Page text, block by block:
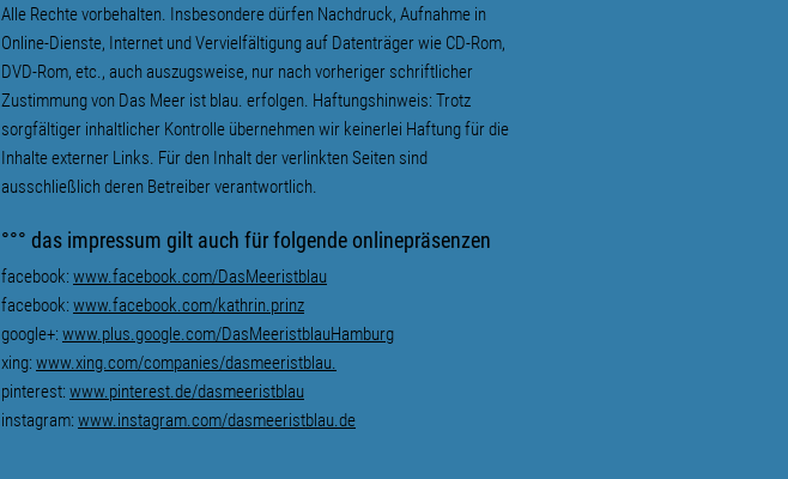
Alle Rechte vorbehalten. Insbesondere dürfen Nachdruck, Aufnahme in
Online-Dienste, Internet und Vervielfältigung auf Datenträger wie CD-Rom,
DVD-Rom, etc., auch auszugsweise, nur nach vorheriger schriftlicher
Zustimmung von Das Meer ist blau. erfolgen. Haftungshinweis: Trotz
sorgfältiger inhaltlicher Kontrolle übernehmen wir keinerlei Haftung für die
Inhalte externer Links. Für den Inhalt der verlinkten Seiten sind
ausschließlich deren Betreiber verantwortlich.
°°° das impressum gilt auch für folgende onlinepräsenzen
facebook: www.facebook.com/DasMeeristblau
facebook: www.facebook.com/kathrin.prinz
google+: www.plus.google.com/DasMeeristblauHamburg
xing: www.xing.com/companies/dasmeeristblau.
pinterest: www.pinterest.de/dasmeeristblau
instagram: www.instagram.com/dasmeeristblau.de